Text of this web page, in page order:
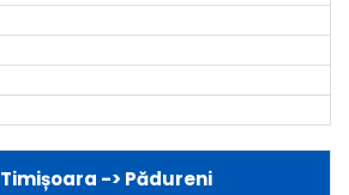
Timișoara -> Pădureni